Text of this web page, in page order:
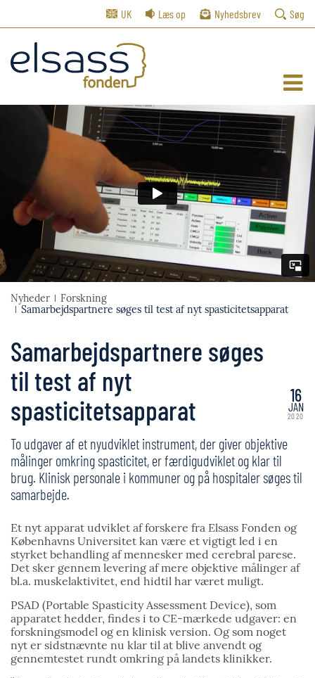
UK Læs op Nyhedsbrev Søg
Nyheder
Forskning
Samarbejdspartnere søges til test af nyt spasticitetsapparat
Samarbejdspartnere søges
til test af nyt
spasticitetsapparat
16
JAN
2020
To udgaver af et nyudviklet instrument, der giver objektive
målinger omkring spasticitet, er færdigudviklet og klar til
brug. Klinisk personale i kommuner og på hospitaler søges til
samarbejde.
Et nyt apparat udviklet af forskere fra Elsass Fonden og
Københavns Universitet kan være et vigtigt led i en
styrket behandling af mennesker med cerebral parese.
Det sker gennem levering af mere objektive målinger af
bl.a. muskelaktivitet, end hidtil har været muligt.
PSAD (Portable Spasticity Assessment Device), som
apparatet hedder, findes i to CE-mærkede udgaver: en
forskningsmodel og en klinisk version. Og som noget
nyt er sidstnævnte nu klar til at blive anvendt og
gennemtestet rundt omkring på landets klinikker.